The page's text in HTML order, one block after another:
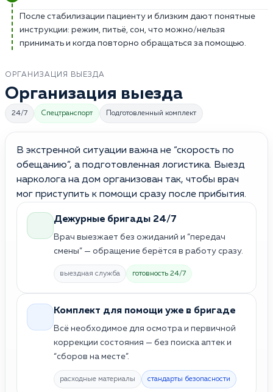
После стабилизации пациенту и близким дают понятные
инструкции: режим, питьё, сон, что можно/нельзя
принимать и когда повторно обращаться за помощью.
ОРГАНИЗАЦИЯ ВЫЕЗДА
Организация выезда
24/7 Спецтранспорт Подготовленный комплект
В экстренной ситуации важна не “скорость по
обещанию”, а подготовленная логистика. Выезд
нарколога на дом организован так, чтобы врач
мог приступить к помощи сразу после прибытия.
Дежурные бригады 24/7
Врач выезжает без ожиданий и “передач
смены” — обращение берётся в работу сразу.
выездная служба готовность 24/7
Комплект для помощи уже в бригаде
Всё необходимое для осмотра и первичной
коррекции состояния — без поиска аптек и
“сборов на месте”.
расходные материалы стандарты безопасности